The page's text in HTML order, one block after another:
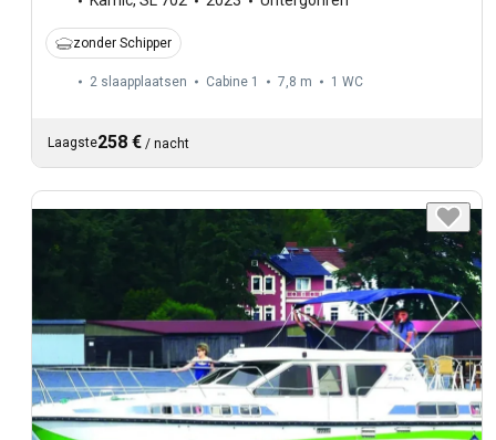
zonder Schipper
2 slaapplaatsen Cabine 1 7,8 m 1 WC
Laagste258 € / nacht